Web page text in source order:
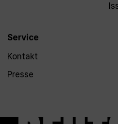
Service
Kontakt
Presse